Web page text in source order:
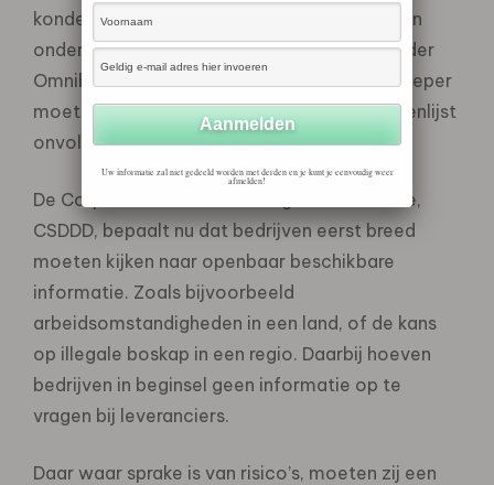
konden sturen. Daarmee voldeden ze aan hun
onderzoeksplicht. Maar nu blijkt dat ook onder
Omnibus, bedrijven meer moeten doen en dieper
moeten kijken. Waar risico’s zijn, is een vragenlijst
onvoldoende.
De Corporate Social Due Dilligence Directive,
CSDDD, bepaalt nu dat bedrijven eerst breed
moeten kijken naar openbaar beschikbare
informatie. Zoals bijvoorbeeld
arbeidsomstandigheden in een land, of de kans
op illegale boskap in een regio. Daarbij hoeven
bedrijven in beginsel geen informatie op te
vragen bij leveranciers.
Daar waar sprake is van risico’s, moeten zij een
Uw informatie zal niet gedeeld worden met derden en je kunt je eenvoudig weer
afmelden!